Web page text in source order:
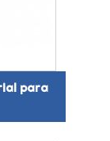
para